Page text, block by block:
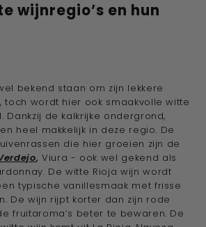
wijnregio’s en hun
bekend staan om zijn lekkere
toch wordt hier ook smaakvolle witte
Dankzij de kalkrijke ondergrond,
heel makkelijk in deze regio. De
die hier groeien zijn de
, Viura - ook wel gekend als
De witte Rioja wijn wordt
typische vanillesmaak met frisse
De wijn rijpt korter dan zijn rode
fruitaroma’s beter te bewaren. De